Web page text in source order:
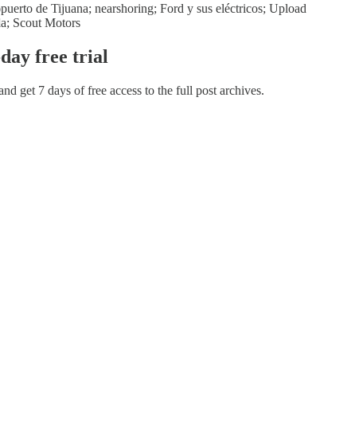
de Tijuana; nearshoring; Ford y sus eléctricos; Upload
Scout Motors
free trial
get 7 days of free access to the full post archives.